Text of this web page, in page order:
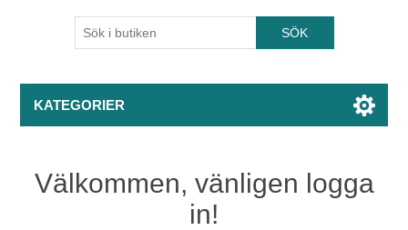
KATEGORIER
Välkommen, vänligen logga
in!